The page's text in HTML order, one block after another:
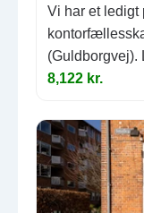
Vi har et ledigt
(Guldborgvej).
8,122 kr.